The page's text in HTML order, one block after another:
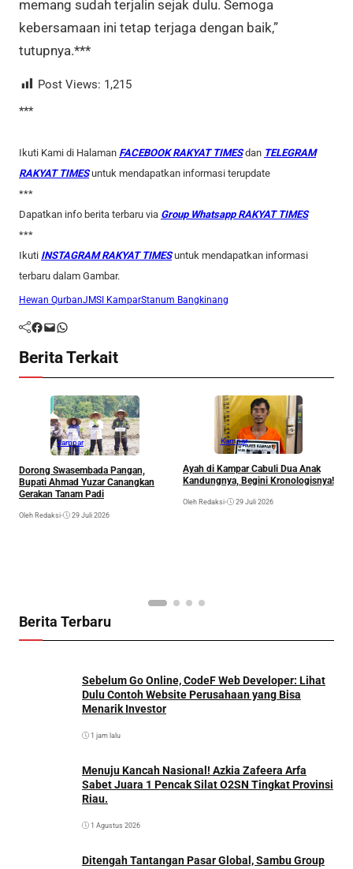
memang sudah terjalin sejak dulu. Semoga
kebersamaan ini tetap terjaga dengan baik,”
tutupnya.***
Post Views: 1,215
***
Ikuti Kami di Halaman FACEBOOK RAKYAT TIMESdan TELEGRAM
RAKYAT TIMESuntuk mendapatkan informasi terupdate
***
Dapatkan info berita terbaru via Group Whatsapp RAKYAT TIMES
***
Ikuti INSTAGRAM RAKYAT TIMESuntuk mendapatkan informasi
terbaru dalam Gambar.
Hewan QurbanJMSI KamparStanum Bangkinang
Facebook Mail WhatsApp
Berita Terkait
Kampar
Dorong Swasembada Pangan,
Bupati Ahmad Yuzar Canangkan
Gerakan Tanam Padi
Oleh Redaksi• 29 Juli 2026
Kampar
Ayah di Kampar Cabuli Dua Anak
Kandungnya, Begini Kronologisnya!
Oleh Redaksi• 29 Juli 2026
Berita Terbaru
Sebelum Go Online, CodeF Web Developer: Lihat
Dulu Contoh Website Perusahaan yang Bisa
Menarik Investor
1 jam lalu
Menuju Kancah Nasional! Azkia Zafeera Arfa
Sabet Juara 1 Pencak Silat O2SN Tingkat Provinsi
Riau.
1 Agustus 2026
Ditengah Tantangan Pasar Global, Sambu Group